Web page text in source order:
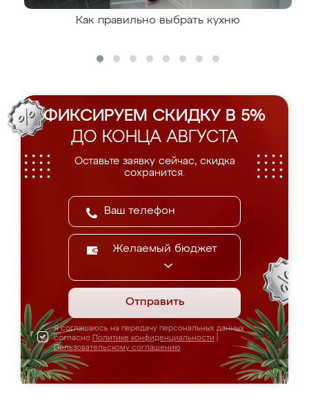
Как правильно выбрать кухню
ФИКСИРУЕМ СКИДКУ В 5%
ДО КОНЦА АВГУСТА
Оставьте заявку сейчас, скидка
сохранится.
Желаемый бюджет
Отправить
Я соглашаюсь на передачу персональных данных
согласно Политике конфиденциальности
Пользовательскому соглашению